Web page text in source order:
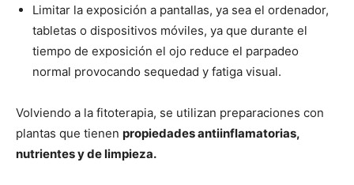
Limitar la exposición a pantallas, ya sea el ordenador,
tabletas o dispositivos móviles, ya que durante el
tiempo de exposición el ojo reduce el parpadeo
normal provocando sequedad y fatiga visual.
Volviendo a la fitoterapia, se utilizan preparaciones con
plantas que tienen propiedades antiinflamatorias,
nutrientes y de limpieza.